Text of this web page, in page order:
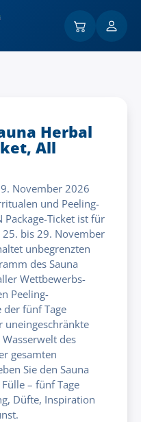
Herbal
All
November 2026
und Peeling-
Package-Ticket ist für
bis 29. November
unbegrenzten
des Sauna
Wettbewerbs-
Peeling-
der fünf Tage
uneingeschränkte
des
gesamten
Sie den Sauna
– fünf Tage
Düfte, Inspiration